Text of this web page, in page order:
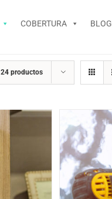
COBERTURA BLOG
24 productos